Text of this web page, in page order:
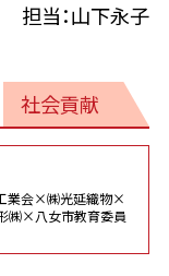
担当：山下永子
社会貢献
業会×㈱光延織物×
㈱×八女市教育委員